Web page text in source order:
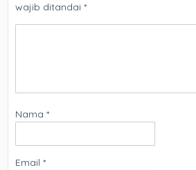
wajib ditandai*
Nama*
Email*